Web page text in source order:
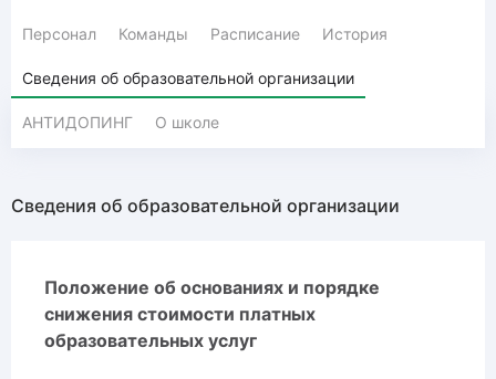
Персонал Команды Расписание История
Сведения об образовательной организации
АНТИДОПИНГ О школе
Сведения об образовательной организации
Положение об основаниях и порядке
снижения стоимости платных
образовательных услуг